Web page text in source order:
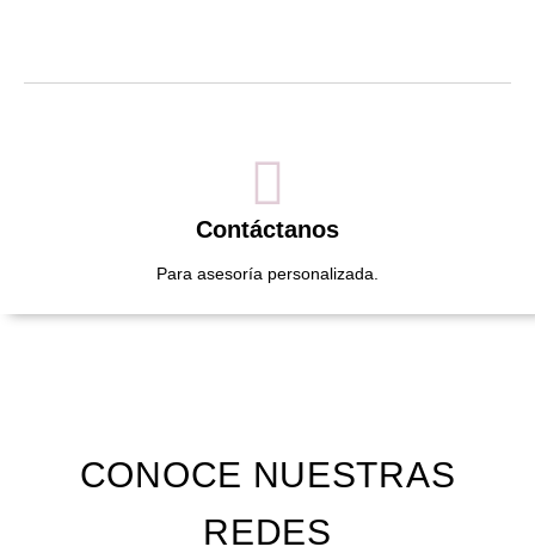
Contáctanos
Para asesoría personalizada.
CONOCE NUESTRAS
REDES